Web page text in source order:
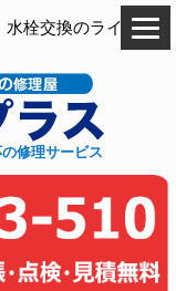
栓交換のライフプ
修理サービス